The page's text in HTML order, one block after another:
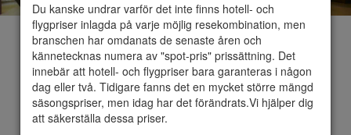
Du kanske undrar varför det inte finns hotell- och
flygpriser inlagda på varje möjlig resekombination, men
branschen har omdanats de senaste åren och
kännetecknas numera av "spot-pris" prissättning. Det
innebär att hotell- och flygpriser bara garanteras i någon
dag eller två. Tidigare fanns det en mycket större mängd
säsongspriser, men idag har det förändrats.Vi hjälper dig
att säkerställa dessa priser.
Spa